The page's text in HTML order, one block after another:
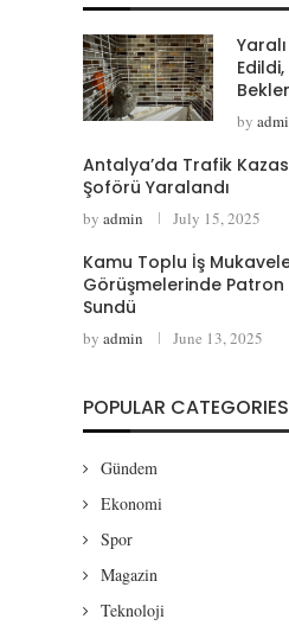
by
Antalya’da Trafik
Şoförü Yaralandı
by admin July 15, 2025
Kamu Toplu İş
Görüşmelerinde Patron
Sundü
by admin June 13, 2025
POPULAR CATEGORIES
Gündem
Ekonomi
Spor
Magazin
Teknoloji